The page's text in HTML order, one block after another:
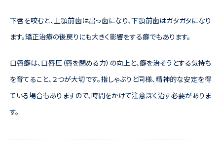
下唇を咬むと、上顎前歯は出っ歯になり、下顎前歯はガタガタになり
ます。矯正治療の後戻りにも大きく影響をする癖でもあります。
口唇癖は、口唇圧（唇を閉める力）の向上と、癖を治そうとする気持ち
を育てること、２つが大切です。指しゃぶりと同様、精神的な安定を得
ている場合もありますので、時間をかけて注意深く治す必要がありま
す。